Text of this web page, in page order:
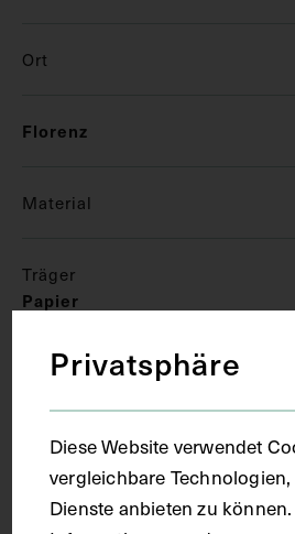
Ort
Florenz
Material
Träger
Papier
Technik
Aquarell
Maße
Privatsphäre
Diese Website verwendet
vergleichbare
Dienste anbieten zu